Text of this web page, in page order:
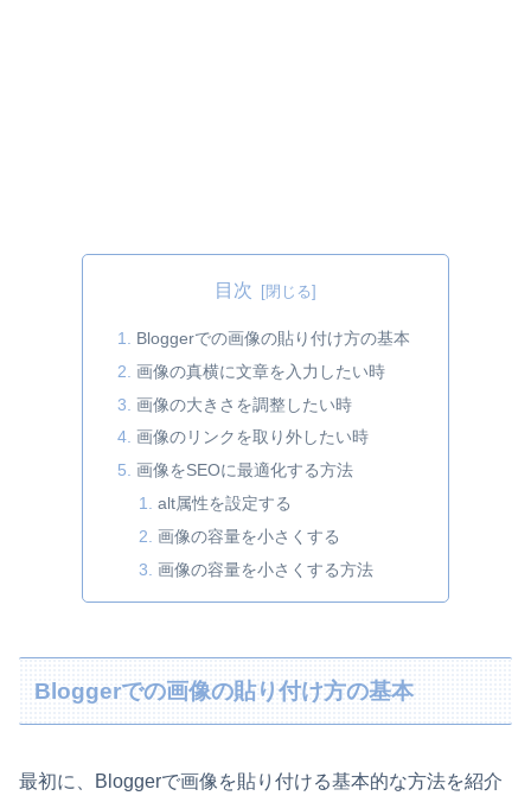
目次
Bloggerでの画像の貼り付け方の基本
画像の真横に文章を入力したい時
画像の大きさを調整したい時
画像のリンクを取り外したい時
画像をSEOに最適化する方法
alt属性を設定する
画像の容量を小さくする
画像の容量を小さくする方法
Bloggerでの画像の貼り付け方の基本
最初に、Bloggerで画像を貼り付ける基本的な方法を紹介